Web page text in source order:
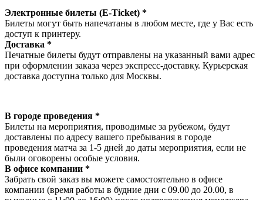
Электронные билеты (E-Ticket) *
Билеты могут быть напечатаны в любом месте, где у Вас есть
доступ к принтеру.
Доставка *
Печатные билеты будут отправлены на указанный вами адрес
при оформлении заказа через экспресс-доставку. Курьерская
доставка доступна только для Москвы.
В городе проведения *
Билеты на мероприятия, проводимые за рубежом, будут
доставлены по адресу вашего пребывания в городе
проведения матча за 1-5 дней до даты мероприятия, если не
были оговорены особые условия.
В офисе компании *
Забрать свой заказ вы можете самостоятельно в офисе
компании (время работы в будние дни с 09.00 до 20.00, в